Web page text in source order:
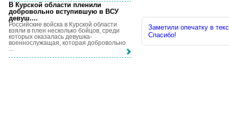
Заметили опечатку в
Спасибо!
В Курской области пленили
добровольно вступившую в ВСУ
девуш....
Российские войска в Курской области
взяли в плен несколько бойцов, среди
которых оказалась девушка-
военнослужащая, которая добровольно
...